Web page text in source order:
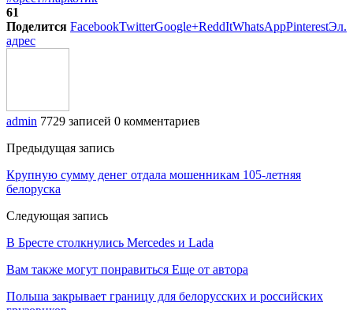
61
Поделится FacebookTwitterGoogle+ReddItWhatsAppPinterestЭл.
адрес
admin 7729 записей 0 комментариев
Предыдущая запись
Крупную сумму денег отдала мошенникам 105-летняя
белоруска
Следующая запись
В Бресте столкнулись Mercedes и Lada
Вам также могут понравиться Еще от автора
Польша закрывает границу для белорусских и российских